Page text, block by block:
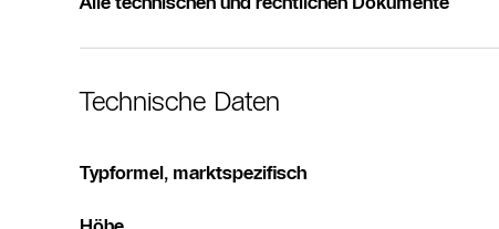
Technische Daten
Typformel, marktspezifisch